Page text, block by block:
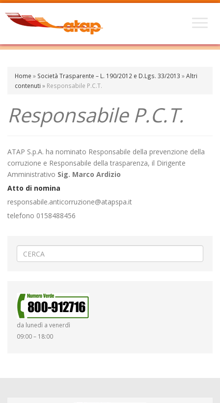
Home » Società Trasparente – L. 190/2012 e D.Lgs. 33/2013 »Altri
contenuti » Responsabile P.C.T.
Responsabile P.C.T.
ATAP S.p.A. ha nominato Responsabile della prevenzione della
corruzione e Responsabile della trasparenza, il Dirigente
Amministrativo Sig. Marco Ardizio
Atto di nomina
responsabile.anticorruzione@atapspa.it
telefono 0158488456
da lunedì a venerdì
09:00 – 18:00